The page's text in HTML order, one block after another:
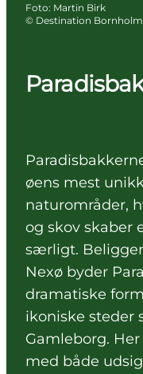
øens mest
naturområder,
og skov skaber
særligt.
Nexø byder
dramatiske
ikoniske steder
Gamleborg.
med både
Foto: Martin Birk
© Destination Bornholm